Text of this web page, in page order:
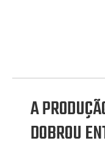
A
DOBROU